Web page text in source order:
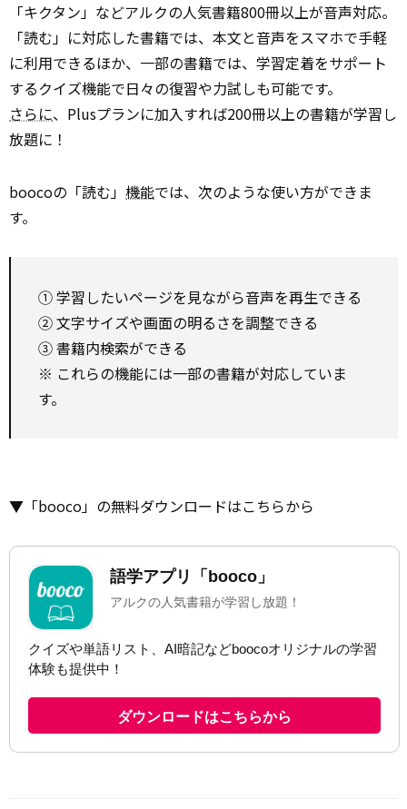
「キクタン」などアルクの人気書籍800冊以上が音声対応。
「読む」に対応した書籍では、本文と音声をスマホで手軽
に利用できるほか、一部の書籍では、学習定着をサポート
するクイズ機能で日々の復習や力試しも可能です。
さらに、Plusプランに加入すれば200冊以上の書籍が学習し
放題に！
boocoの「読む」 機能では、次のような使い方ができま
す。
① 学習したいページを見ながら音声を再生できる
② 文字サイズや画面の明るさを調整できる
③ 書籍内検索ができる
※ これらの機能には一部の書籍が対応していま
す。
▼「booco」の無料ダウンロードはこちらから